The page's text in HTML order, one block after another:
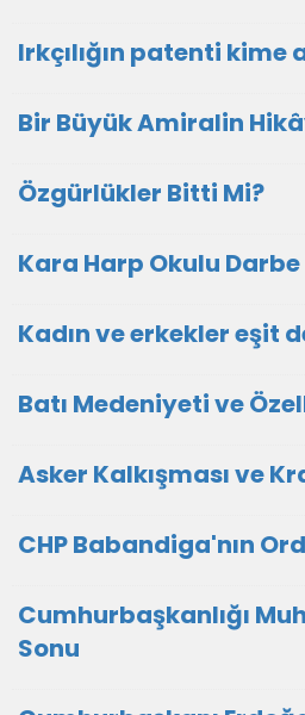
Irkçılığın patenti kime
Bir Büyük Amiralin
Özgürlükler Bitti Mi?
Kara Harp Okulu
Kadın ve erkekler eşit
Batı Medeniyeti ve
Asker Kalkışması ve
CHP Babandiga'nın
Cumhurbaşkanlığı
Sonu